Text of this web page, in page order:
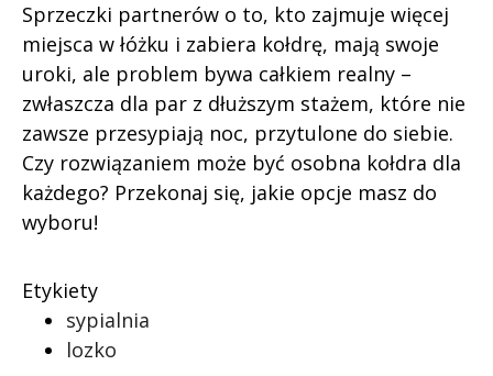
Sprzeczki partnerów o to, kto zajmuje więcej
miejsca w łóżku i zabiera kołdrę, mają swoje
uroki, ale problem bywa całkiem realny –
zwłaszcza dla par z dłuższym stażem, które nie
zawsze przesypiają noc, przytulone do siebie.
Czy rozwiązaniem może być osobna kołdra dla
każdego? Przekonaj się, jakie opcje masz do
wyboru!
Etykiety
sypialnia
lozko